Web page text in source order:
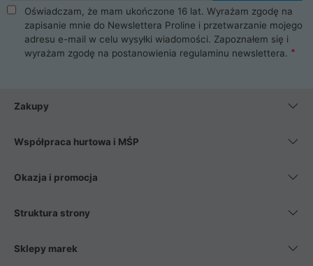
takie jak procesory, karty graficzne, płyty główne, pamięci,
dyski SSD, M.2 oraz HDD. Nasi pracownicy pomogą Ci wybrać
najlepszy zasilacz komputerowy oraz obudowę do komputera.
Poza komputerami mamy również najlepsze na rynku
Smartfony takich producentów jak Xiaomi, Apple, Samsung i
wentylatory. Na koniec mając już to wszystko, możesz
Oświadczam, że mam ukończone 16 lat. Wyrażam zgodę na
zapisanie mnie do Newslettera Proline i przetwarzanie mojego
adresu e-mail w celu wysyłki wiadomości. Zapoznałem się i
wyrażam zgodę na postanowienia regulaminu newslettera.
Zakupy
Współpraca hurtowa i MŚP
Okazja i promocja
Struktura strony
Sklepy marek